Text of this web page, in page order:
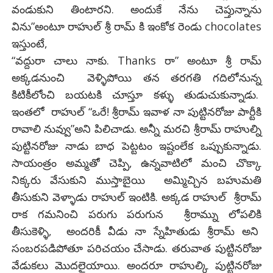
వండుకుని తింటారని. అందుకే నేను చెప్తున్నాను
విను”అంటూ రాహుల్ శ్రీ రామ్ కి ఇంకోక రెండు chocolates
ఇస్తుంటే,
“వద్దురా చాలు నాకు. Thanks రా” అంటూ శ్రీ రామ్
అక్కడనుంచి వెళ్ళిపోయి తన తరగతి గదిలోనున్న
కిటికీలోంచి బయటకి చూస్తూ కళ్ళు తుడుచుకున్నాడు.
ఇంతలో రాహుల్ “ఒరే! శ్రీరామ్ ఇవాళ నా పుట్టినరోజు పార్టీకి
రావాలి నువ్వు”అని పిలిచాడు. అన్నీ మరచి శ్రీరామ్ రాహుల్ని
పుట్టినరోజు నాడు బాధ పెట్టటం ఇష్టంలేక ఒప్పుకున్నాడు.
సాయంత్రం అమ్మతో చెప్పి, ఉన్నవాటిలో మంచి చొక్కా
నిక్కరు వేసుకుని ముస్తాబైయి అమ్మిచ్చిన బహుమతి
తీసుకుని వెళ్ళాడు రాహుల్ ఇంటికి. అక్కడ రాహుల్ శ్రీరామ్
రాక గమనించి పరుగు పరుగున శ్రీరామ్ను లోపలికి
తీసుకెళ్ళి, అందరికీ వీడు నా స్నేహితుడు శ్రీరామ్ అని
సంబరపడిపోతూ పరిచయం చేసాడు. తరువాత పుట్టినరోజు
వేడుకలు మొదలైయాయి. అందరూ రాహుల్కి పుట్టినరోజు